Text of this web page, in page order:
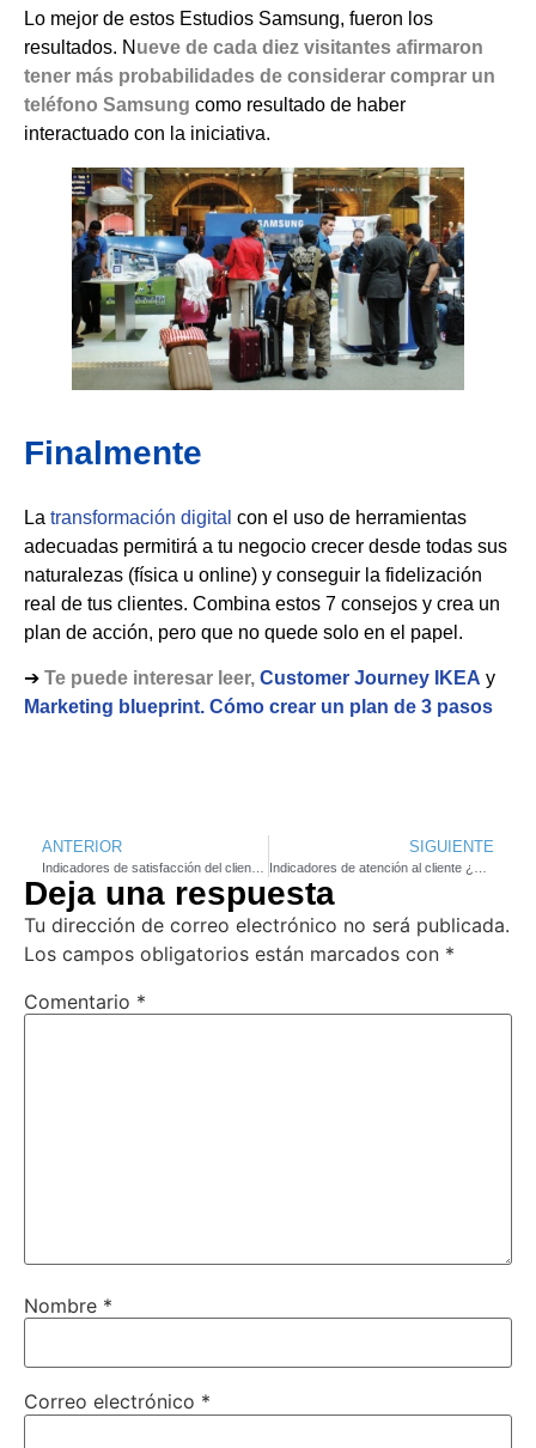
Lo mejor de estos Estudios Samsung, fueron los
resultados. N ueve de cada diez visitantes afirmaron
tener más probabilidades de considerar comprar un
teléfono Samsung como resultado de haber
interactuado con la iniciativa.
Finalmente
La transformación digital con el uso de herramientas
adecuadas permitirá a tu negocio crecer desde todas sus
naturalezas (física u online) y conseguir la fidelización
real de tus clientes. Combina estos 7 consejos y crea un
plan de acción, pero que no quede solo en el papel.
➔ Te puede interesar leer, Customer Journey IKEA y
Marketing blueprint. Cómo crear un plan de 3 pasos
ANTERIOR SIGUIENTE
Deja una respuesta
Tu dirección de correo electrónico no será publicada.
Los campos obligatorios están marcados con *
Comentario *
Nombre *
Correo electrónico *